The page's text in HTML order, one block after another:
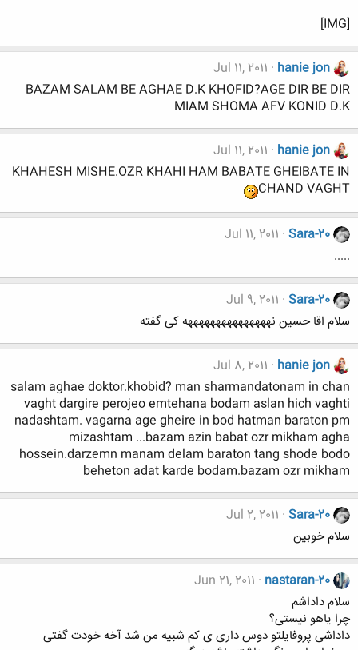
[IMG]
hanie jon
Jul 11, 2011
BAZAM SALAM BE AGHAE D.K KHOFID?AGE DIR BE DIR
MIAM SHOMA AFV KONID D.K
hanie jon
Jul 11, 2011
KHAHESH MISHE.OZR KHAHI HAM BABATE GHEIBATE IN
CHAND VAGHT
Sara-20
Jul 11, 2011
.....
Sara-20
Jul 9, 2011
سلام اقا حسین نهههههههههههههههه کی گفته
hanie jon
Jul 8, 2011
salam aghae doktor.khobid? man sharmandatonam in chan
vaght dargire perojeo emtehana bodam aslan hich vaghti
nadashtam. vagarna age gheire in bod hatman baraton pm
mizashtam ...bazam azin babat ozr mikham agha
hossein.darzemn manam delam baraton tang shode bodo
beheton adat karde bodam.bazam ozr mikham
Sara-20
Jul 2, 2011
سلام خوبین
nastaran-20
Jun 21, 2011
سلام داداشم
چرا یاهو نیستی؟
داداشی پروفایلتو دوس داری ی کم شبیه من شد آخه خودت گفتی